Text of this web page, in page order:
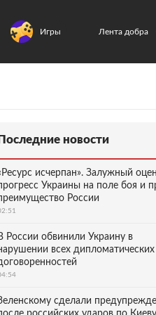
Игры Лента добра
Последние новости
исчерпан». Залужный
Украины на поле боя и
России
России обвинили Украину в
всех дипломатических
сделали